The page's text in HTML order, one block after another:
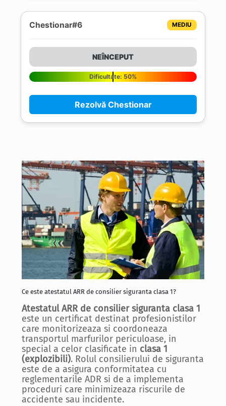
Ce este atestatul ARR de consilier siguranta clasa 1?
Atestatul ARR de consilier siguranta clasa 1
este un certificat destinat profesionistilor
care monitorizeaza si coordoneaza
transportul marfurilor periculoase, in
special a celor clasificate in clasa 1
(explozibili). Rolul consilierului de siguranta
este de a asigura conformitatea cu
reglementarile ADR si de a implementa
proceduri care minimizeaza riscurile de
accidente sau incidente.